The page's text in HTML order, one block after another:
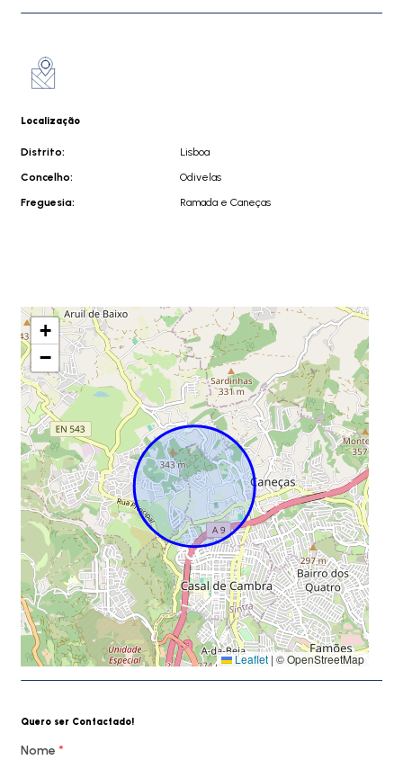
Localização
Distrito:
Lisboa
Concelho:
Odivelas
Freguesia:
Ramada e Caneças
+
−
Leaflet | © OpenStreetMap
Quero ser Contactado!
Nome *